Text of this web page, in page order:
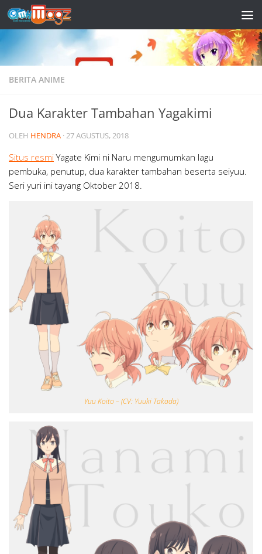
Skip to content
BERITA ANIME
Dua Karakter Tambahan Yagakimi
OLEH HENDRA ·27 AGUSTUS, 2018
Situs resmiYagate Kimi ni Naru mengumumkan lagu
pembuka, penutup, dua karakter tambahan beserta seiyuu.
Seri yuri ini tayang Oktober 2018.
Yuu Koito – (CV: Yuuki Takada)